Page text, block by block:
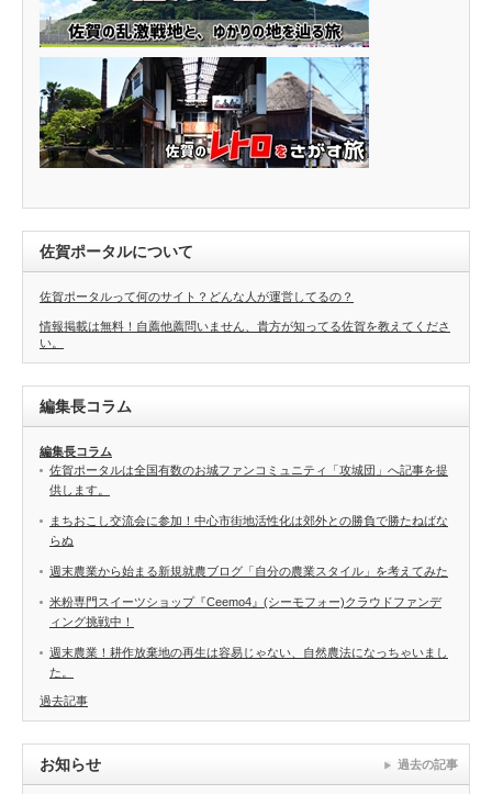
佐賀ポータルについて
佐賀ポータルって何のサイト？どんな人が運営してるの？
情報掲載は無料！自薦他薦問いません、貴方が知ってる佐賀を教えてくださ
い。
編集長コラム
編集長コラム
佐賀ポータルは全国有数のお城ファンコミュニティ「攻城団」へ記事を提
供します。
まちおこし交流会に参加！中心市街地活性化は郊外との勝負で勝たねばな
らぬ
週末農業から始まる新規就農ブログ「自分の農業スタイル」を考えてみた
米粉専門スイーツショップ『Ceemo4』(シーモフォー)クラウドファンデ
ィング挑戦中！
週末農業！耕作放棄地の再生は容易じゃない、自然農法になっちゃいまし
た。
過去記事
お知らせ 過去の記事